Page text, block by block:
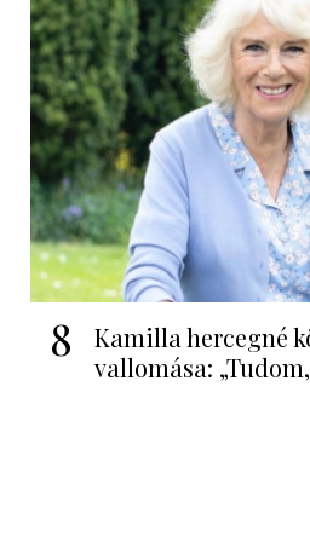
8
Kamilla hercegné
vallomása: